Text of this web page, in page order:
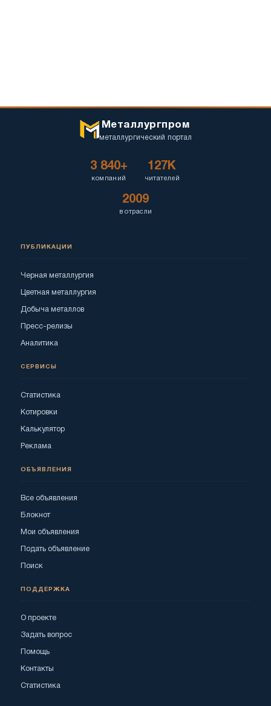
Металлургпром
металлургический портал
3 840+
компаний
127K
читателей
2009
в отрасли
ПУБЛИКАЦИИ
Черная металлургия
Цветная металлургия
Добыча металлов
Пресс-релизы
Аналитика
СЕРВИСЫ
Статистика
Котировки
Калькулятор
Реклама
ОБЪЯВЛЕНИЯ
Все объявления
Блокнот
Мои объявления
Подать объявление
Поиск
ПОДДЕРЖКА
О проекте
Задать вопрос
Помощь
Контакты
Статистика